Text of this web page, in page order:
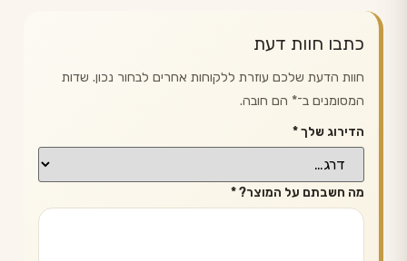
כתבו חוות דעת
חוות הדעת שלכם עוזרת ללקוחות אחרים לבחור נכון. שדות
המסומנים ב־* הם חובה.
הדירוג שלך*
מה חשבתם על המוצר?*